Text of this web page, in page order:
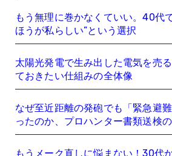
もう無理に巻かなくていい。40代
ほうが私らしい”という選択
太陽光発電で生み出した電気を売
ておきたい仕組みの全体像
なぜ至近距離の発砲でも「緊急避
ったのか、プロハンター書類送検
もうメーク直しに悩まない！30代